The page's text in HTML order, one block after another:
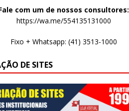
com um de nossos consultores:
https://wa.me/554135131000
Fixo + Whatsapp: (41) 3513-1000
DE SITES